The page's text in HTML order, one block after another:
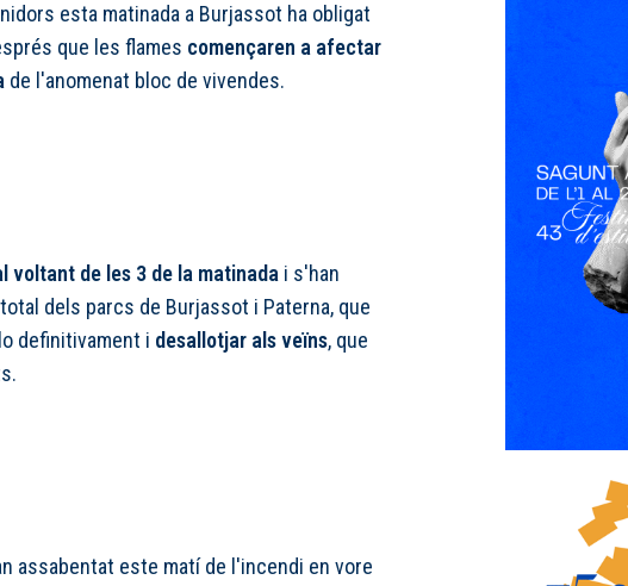
esta matinada a Burjassot ha obligat
que les flames començaren a afectar
de l'anomenat bloc de vivendes.
voltant de les 3 de la matinada i s'han
dels parcs de Burjassot i Paterna, que
definitivament i desallotjar als veïns, que
assabentat este matí de l'incendi en vore